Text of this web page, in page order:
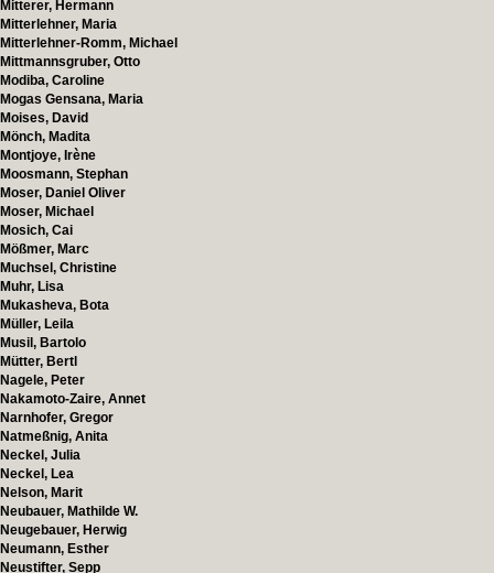
Mitterer, Hermann
Mitterlehner, Maria
Mitterlehner-Romm, Michael
Mittmannsgruber, Otto
Modiba, Caroline
Mogas Gensana, Maria
Moises, David
Mönch, Madita
Montjoye, Irène
Moosmann, Stephan
Moser, Daniel Oliver
Moser, Michael
Mosich, Cai
Mößmer, Marc
Muchsel, Christine
Muhr, Lisa
Mukasheva, Bota
Müller, Leila
Musil, Bartolo
Mütter, Bertl
Nagele, Peter
Nakamoto-Zaire, Annet
Narnhofer, Gregor
Natmeßnig, Anita
Neckel, Julia
Neckel, Lea
Nelson, Marit
Neubauer, Mathilde W.
Neugebauer, Herwig
Neumann, Esther
Neustifter, Sepp